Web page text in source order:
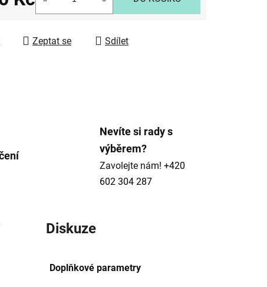
Zeptat se Sdílet
Nevíte si rady s
výběrem?
Zavolejte nám! +420
602 304 287
Diskuze
Doplňkové parametry